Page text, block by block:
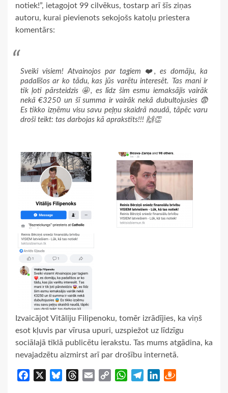
notiek!”, ietagojot 99 cilvēkus, tostarp arī šīs ziņas
autoru, kurai pievienots sekojošs katoļu priestera
komentārs:
Sveiki visiem! Atvainojos par tagiem ❤️, es domāju, ka
padalīšos ar ko tādu, kas jūs varētu interesēt. Tas mani ir
tik ļoti pārsteidzis 🤩, es līdz šim esmu iemaksājis vairāk
nekā €3250 un šī summa ir vairāk nekā dubultojusies 😨
Es tikko izņēmu visu savu peļņu skaidrā naudā, tāpēc varu
droši teikt: tas darbojas kā aprakstīts!!! 🙌👏
Izvaicājot Vitāliju Filipenoku, tomēr izrādījies, ka viņš
esot kļuvis par vīrusa upuri, uzspiežot uz līdzīgu
sociālajā tīklā publicētu ierakstu. Tas mums atgādina, ka
nevajadzētu aizmirst arī par drošību internetā.
Facebook BlueskyThreads
Email
Copy
WhatsApp
TelegramLinkedIn